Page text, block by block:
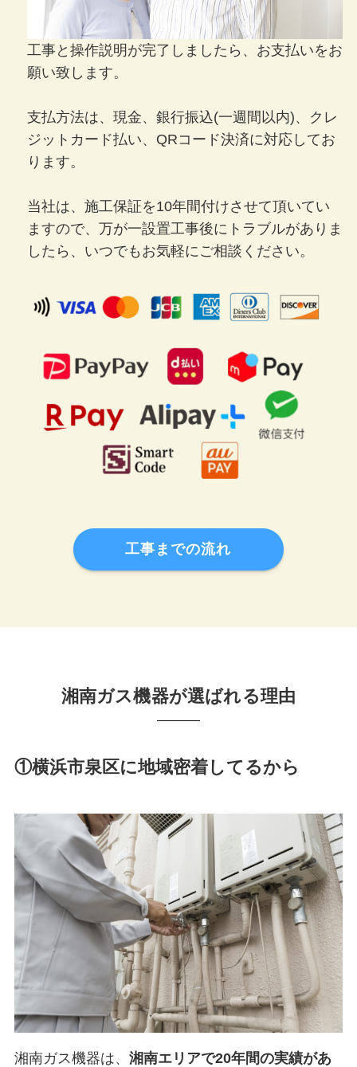
工事と操作説明が完了しましたら、お支払いをお
願い致します。
支払方法は、現金、銀行振込(一週間以内)、クレ
ジットカード払い、QRコード決済に対応してお
ります。
当社は、施工保証を10年間付けさせて頂いてい
ますので、万が一設置工事後にトラブルがありま
したら、いつでもお気軽にご相談ください。
工事までの流れ
湘南ガス機器が選ばれる理由
①横浜市泉区に地域密着してるから
湘南ガス機器は、 湘南エリアで20年間の実績があ